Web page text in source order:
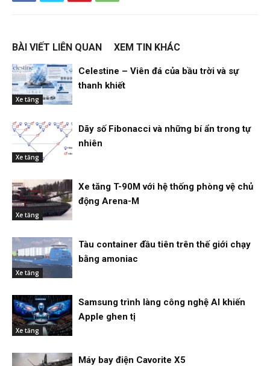
BÀI VIẾT LIÊN QUAN XEM TIN KHÁC
Xe tăng
Celestine – Viên đá của bầu trời và sự
thanh khiết
Xe tăng
Dãy số Fibonacci và những bí ẩn trong tự
nhiên
Xe tăng
Xe tăng T-90M với hệ thống phòng vệ chủ
động Arena-M
Xe tăng
Tàu container đầu tiên trên thế giới chạy
bằng amoniac
Xe tăng
Samsung trình làng công nghệ AI khiến
Apple ghen tị
Máy bay điện Cavorite X5